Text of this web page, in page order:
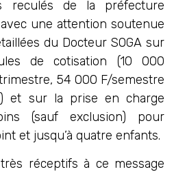
reculés de la préfecture
une attention soutenue
du Docteur SOGA sur
de cotisation (10 000
54 000 F/semestre
et sur la prise en charge
(sauf exclusion) pour
et jusqu’à quatre enfants.
réceptifs à ce message